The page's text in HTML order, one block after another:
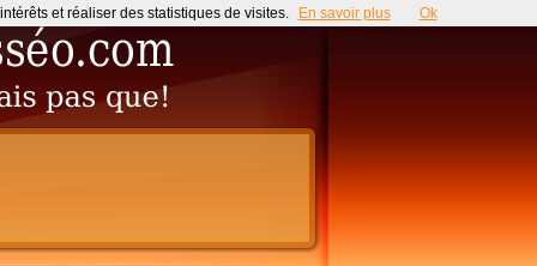
et réaliser des statistiques de visites. En savoir plus Ok